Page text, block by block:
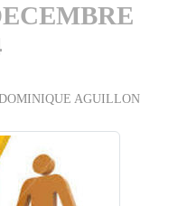
AGUILLON